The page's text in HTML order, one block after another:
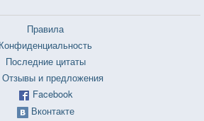
Правила
Конфиденциальность
Последние цитаты
Отзывы и предложения
Facebook
Вконтакте